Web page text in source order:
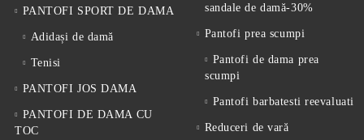
PANTOFI SPORT DE DAMA
Adidași de damă
Tenisi
PANTOFI JOS DAMA
PANTOFI DE DAMA CU
TOC
sandale de damă-30%
Pantofi prea scumpi
Pantofi de dama prea
scumpi
Pantofi barbatesti reevaluati
Reduceri de vară